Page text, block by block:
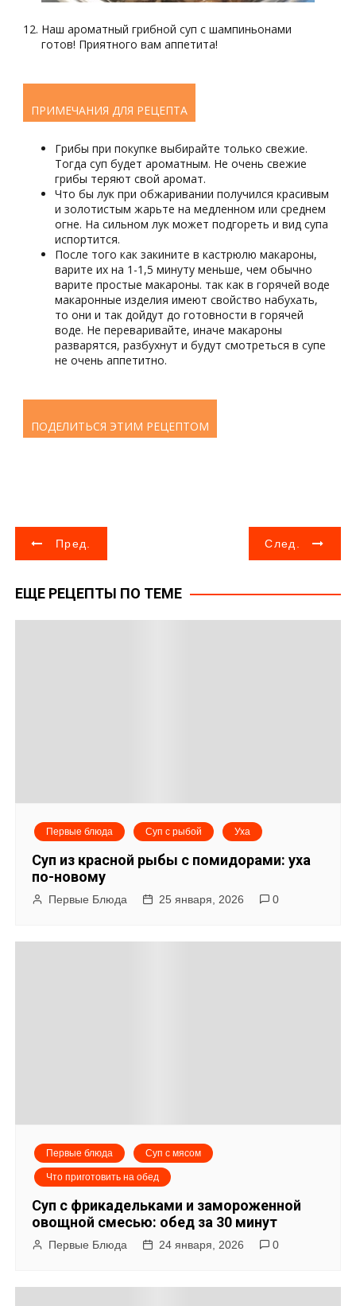
Наш ароматный грибной суп с шампиньонами
готов! Приятного вам аппетита!
ПРИМЕЧАНИЯ ДЛЯ РЕЦЕПТА
Грибы при покупке выбирайте только свежие.
Тогда суп будет ароматным. Не очень свежие
грибы теряют свой аромат.
Что бы лук при обжаривании получился красивым
и золотистым жарьте на медленном или среднем
огне. На сильном лук может подгореть и вид супа
испортится.
После того как закините в кастрюлю макароны,
варите их на 1-1,5 минуту меньше, чем обычно
варите простые макароны. так как в горячей воде
макаронные изделия имеют свойство набухать,
то они и так дойдут до готовности в горячей
воде. Не переваривайте, иначе макароны
разварятся, разбухнут и будут смотреться в супе
не очень аппетитно.
ПОДЕЛИТЬСЯ ЭТИМ РЕЦЕПТОМ
Н
в
а
м
Пред. След.
ЕЩЕ РЕЦЕПТЫ ПО ТЕМЕ
Первые блюда Суп с рыбой Уха
Суп из красной рыбы с помидорами: уха
по-новому
Первые Блюда 25 января, 2026 0
Первые блюда Суп с мясом
Что приготовить на обед
Суп с фрикадельками и замороженной
овощной смесью: обед за 30 минут
Первые Блюда 24 января, 2026 0